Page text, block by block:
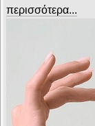
περισσότερα...